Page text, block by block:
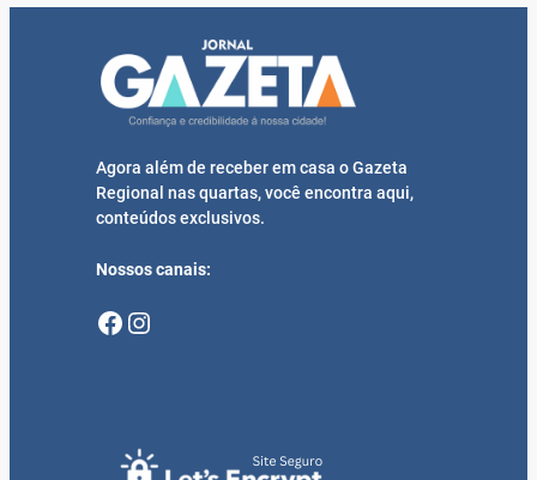
Agora além de receber em casa o Gazeta
Regional nas quartas, você encontra aqui,
conteúdos exclusivos.
Nossos canais:
Facebook Instagram